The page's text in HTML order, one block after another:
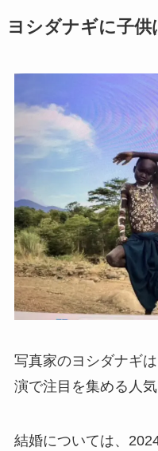
ヨシダナギに子
写真家のヨシダナギ
演で注目を集める人
結婚については、